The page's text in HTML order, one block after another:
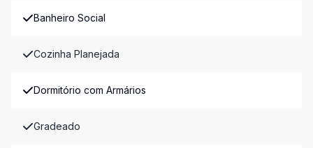
Banheiro Social
Cozinha Planejada
Dormitório com Armários
Gradeado